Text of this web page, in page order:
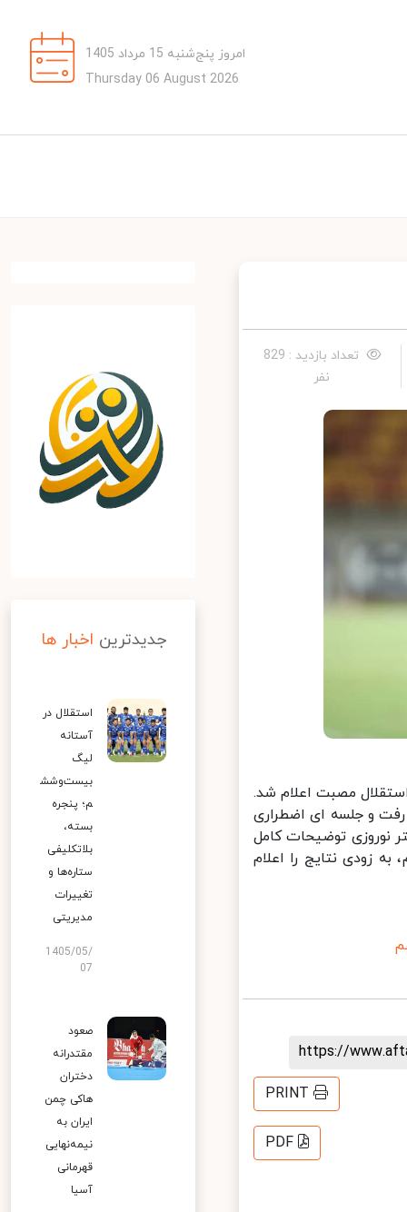
امروز پنج‌شنبه 15 مرداد 1405
Thursday 06 August 2026
تعداد بازدید : 829
نفر
اعضای تیم فوتبال استقلال مصبت اعلام شد.
و جلسه ای اضطراری
توضیحات کامل
زودی نتایج را اعلام
https://
PRINT
PDF
جدیدترین اخبار ها
استقلال در
آستانه
لیگ
بیست‌وشش
م؛ پنجره
بسته،
بلاتکلیفی
ستاره‌ها و
تغییرات
مدیریتی
1405/05/
07
صعود
مقتدرانه
دختران
هاکی چمن
ایران به
نیمه‌نهایی
قهرمانی
آسیا